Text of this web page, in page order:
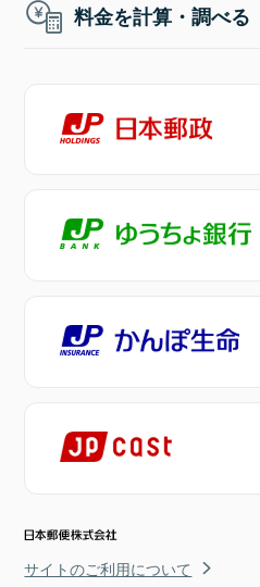
料金を計算・調べる
サイトのご利用について